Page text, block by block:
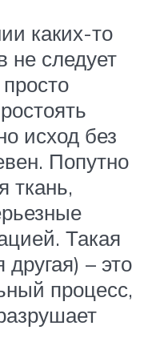
каких-то
не следует
исход без
Попутно
ткань,
Такая
– это
процесс,